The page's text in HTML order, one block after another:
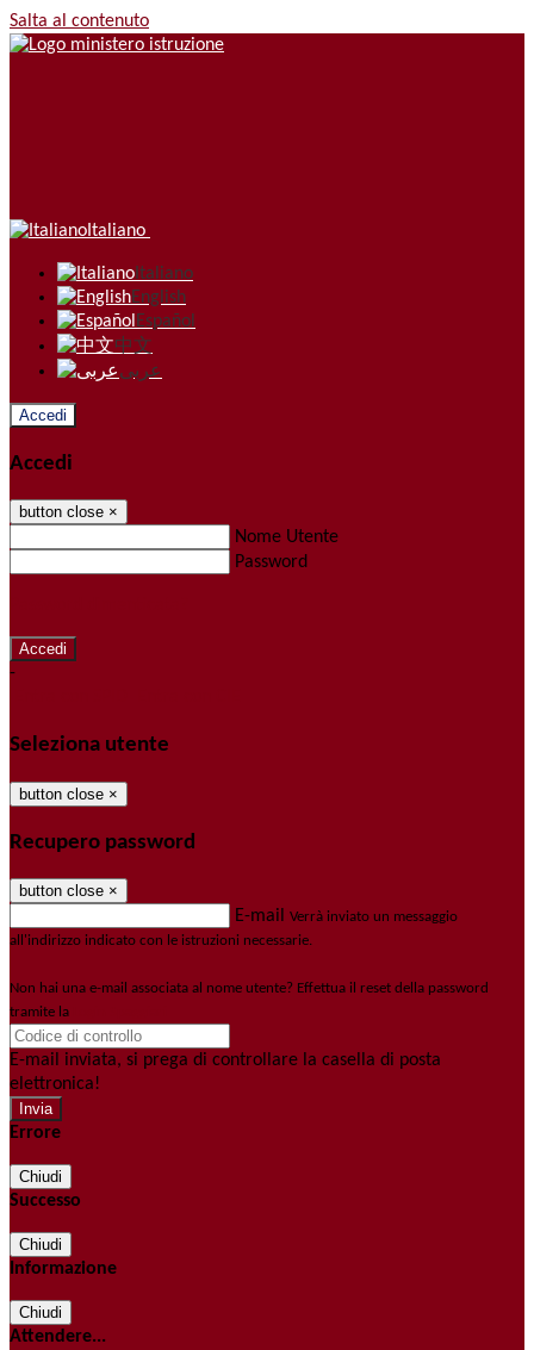
Salta al contenuto
Italiano
Italiano
English
Español
中文
عربى
Accedi
Accedi
button close ×
Nome Utente
Password
-
Seleziona utente
button close ×
Recupero password
button close ×
E-mail Verrà inviato un messaggio
all'indirizzo indicato con le istruzioni necessarie.
Non hai una e-mail associata al nome utente? Effettua il reset della password
tramite la
E-mail inviata, si prega di controllare la casella di posta
elettronica!
Errore
Chiudi
Successo
Chiudi
Informazione
Chiudi
Attendere...